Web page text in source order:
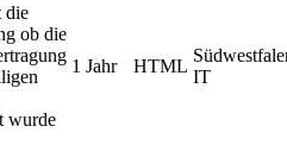
die
ob die
wurde
1 Jahr HTML
IT